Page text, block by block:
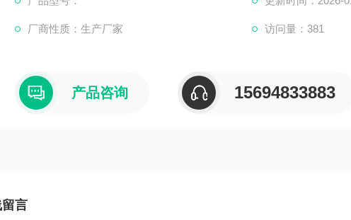
1. **选择合适的冰点**：根据当地低气温选用合适冰点牌号的防冻液，
统仍能正常工作。
厂商性质：生产厂家 访问量：381
产品咨询 15694833883
言